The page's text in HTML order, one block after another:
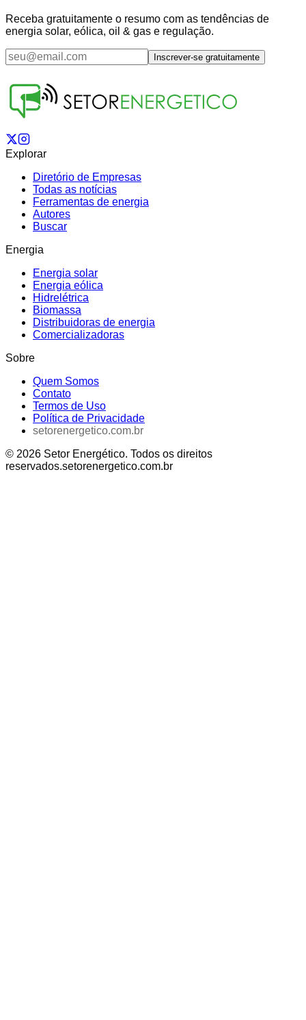
Receba gratuitamente o resumo com as tendências de
energia solar, eólica, oil & gas e regulação.
Inscrever-se gratuitamente
Explorar
Diretório de Empresas
Todas as notícias
Ferramentas de energia
Autores
Buscar
Energia
Energia solar
Energia eólica
Hidrelétrica
Biomassa
Distribuidoras de energia
Comercializadoras
Sobre
Quem Somos
Contato
Termos de Uso
Política de Privacidade
setorenergetico.com.br
© 2026 Setor Energético. Todos os direitos
reservados.setorenergetico.com.br